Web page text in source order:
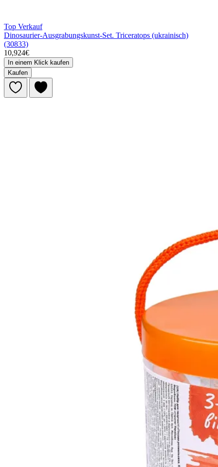
Top Verkauf
Dinosaurier-Ausgrabungskunst-Set. Triceratops (ukrainisch)
(30833)
10,924€
In einem Klick kaufen
Kaufen